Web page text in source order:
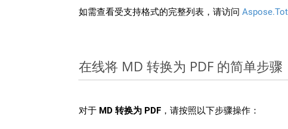
如需查看受支持格式的完整列表，请访问
在线将 MD 转换为 PDF 的简单步骤
对于 MD 转换为 PDF ，请按照以下步骤操作：